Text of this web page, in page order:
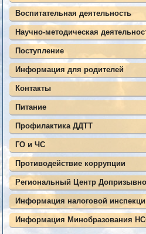
Воспитательная деятельность
Научно-методическая
Поступление
Информация для родителей
Контакты
Питание
Профилактика ДДТТ
ГО и ЧС
Противодействие коррупции
Региональный Центр
Информация налоговой
Информация Минобразования